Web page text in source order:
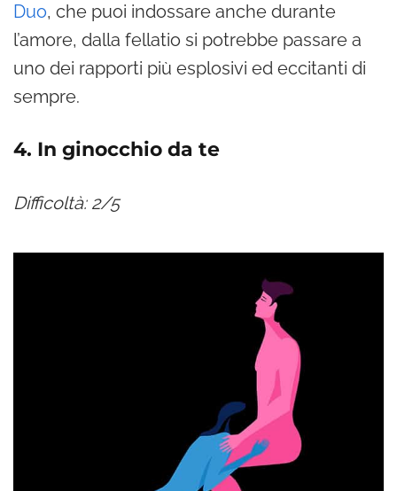
Duo, che puoi indossare anche durante
l’amore, dalla fellatio si potrebbe passare a
uno dei rapporti più esplosivi ed eccitanti di
sempre.
4. In ginocchio da te
Difficoltà: 2/5